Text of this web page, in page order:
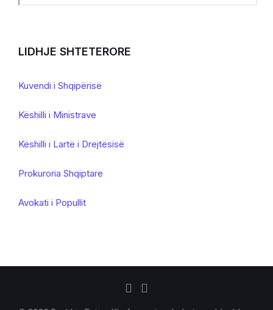
LIDHJE SHTETERORE
Kuvendi i Shqipërisë
Këshilli i Ministrave
Këshilli i Lartë i Drejtësisë
Prokuroria Shqiptare
Avokati i Popullit